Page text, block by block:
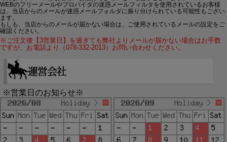
WEBのフリーメールやプロバイダの迷惑メールフィルタを使用されているお客様
は、当店からのメールが迷惑メールフォルダに振り分けられている可能性もござい
ます。
もしも、当店からのメールが届かない場合は、ご使用されているメールの設定をご
確認ください。
※ご注文後【3営業日】を過ぎても弊社よりメールが届かない場合はお手数
ですが、お電話より（078-332-2013）お問い合わせください。
※営業日のお知らせ※